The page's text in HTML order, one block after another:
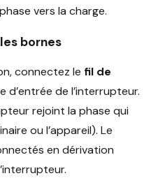
vers la charge.
bornes
connectez le fil de
d’entrée de l’interrupteur.
rejoint la phase qui
ou l’appareil). Le
en dérivation